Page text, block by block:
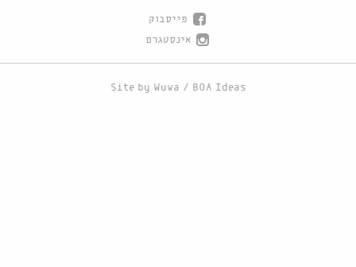
פייסבוק
אינסטגרם
Site by Wuwa / BOA Ideas